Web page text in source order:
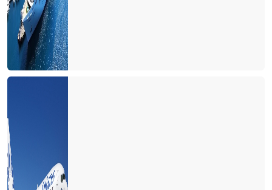
TUNCELi iZLENiMLERi
YENi IATA KURALLARI
İTALYA İLE AŞK BİR BAŞKA BAHARA...
DIS TURiZM iHTiSAS BASKANLIGINDAN NEDEN iSTiFA ETTiM?
TÜRSAB'ın 15 Temmuz ilanı